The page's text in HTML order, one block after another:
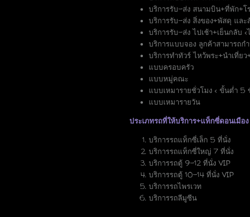
บริการรับ-ส่ง สนามบิน+ที่พัก+โ
บริการรับ-ส่ง สิ่งของ+พัสดุ และ
บริการรับ-ส่ง ไปเช้า+เย็นกลับ
บริการแบบจอง ลูกค้าสามารถก
บริการทำทัวร์ ไหว้พระ+นำเที่ย
แบบครอบครัว
แบบหมู่คณะ
แบบเหมารายชั่วโมง < ขั้นต่ำ 5
แบบเหมารายวัน
ประเภทรถที่ให้บริการ+แท็กซี่ดอนเมือง
บริการรถแท็กซี่เล็ก 5 ที่นั่ง
บริการรถแท็กซี่ใหญ่ 7 ที่นั่ง
บริการรถตู้ 9-12 ที่นั่ง VIP
บริการรถตู้ 10-14 ที่นั่ง VIP
บริการรถไพรเวท
บริการรถลีมูซีน